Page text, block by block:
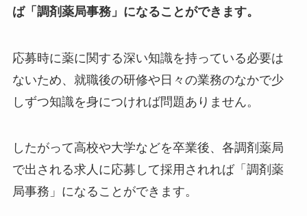
ば「調剤薬局事務」になることができます。
応募時に薬に関する深い知識を持っている必要は
ないため、就職後の研修や日々の業務のなかで少
しずつ知識を身につければ問題ありません。
したがって高校や大学などを卒業後、各調剤薬局
で出される求人に応募して採用されれば「調剤薬
局事務」になることができます。